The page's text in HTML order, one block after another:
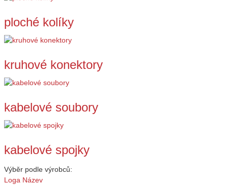
ploché kolíky
kruhové konektory
kabelové soubory
kabelové spojky
Výběr podle výrobců:
Loga Název